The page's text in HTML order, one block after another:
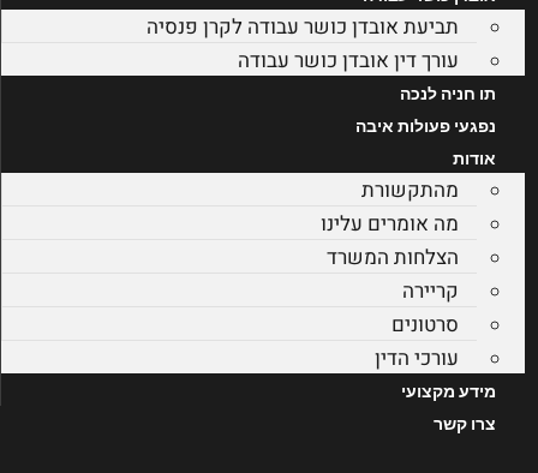
תביעת אובדן כושר עבודה לקרן פנסיה
עורך דין אובדן כושר עבודה
תו חניה לנכה
נפגעי פעולות איבה
אודות
מהתקשורת
מה אומרים עלינו
הצלחות המשרד
קריירה
סרטונים
עורכי הדין
מידע מקצועי
צרו קשר